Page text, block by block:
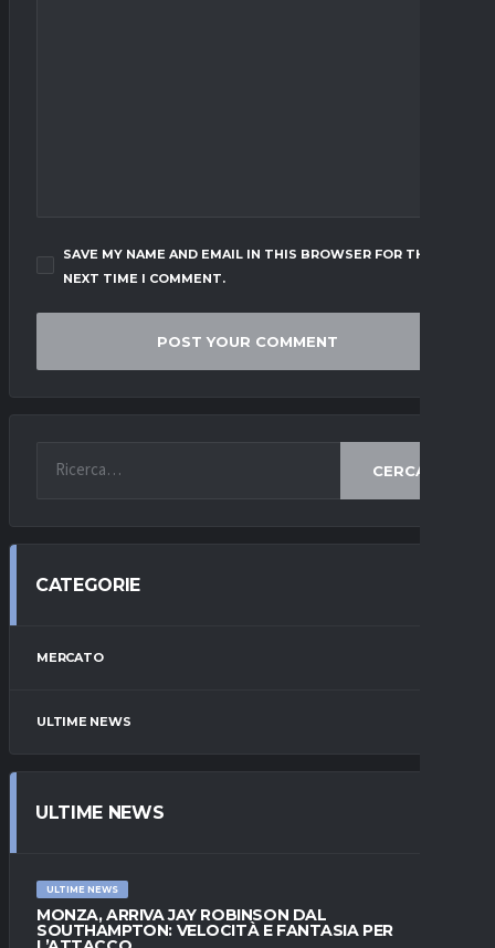
SAVE MY NAME AND EMAIL IN THIS BROWSER FOR THE
NEXT TIME I COMMENT.
CERCA
CATEGORIE
MERCATO
ULTIME NEWS
ULTIME NEWS
ULTIME NEWS
MONZA, ARRIVA JAY ROBINSON DAL
SOUTHAMPTON: VELOCITÀ E FANTASIA PER